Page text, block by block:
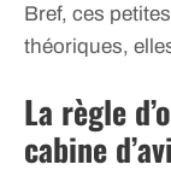
Bref, ces
théoriques,
La règle
cabine